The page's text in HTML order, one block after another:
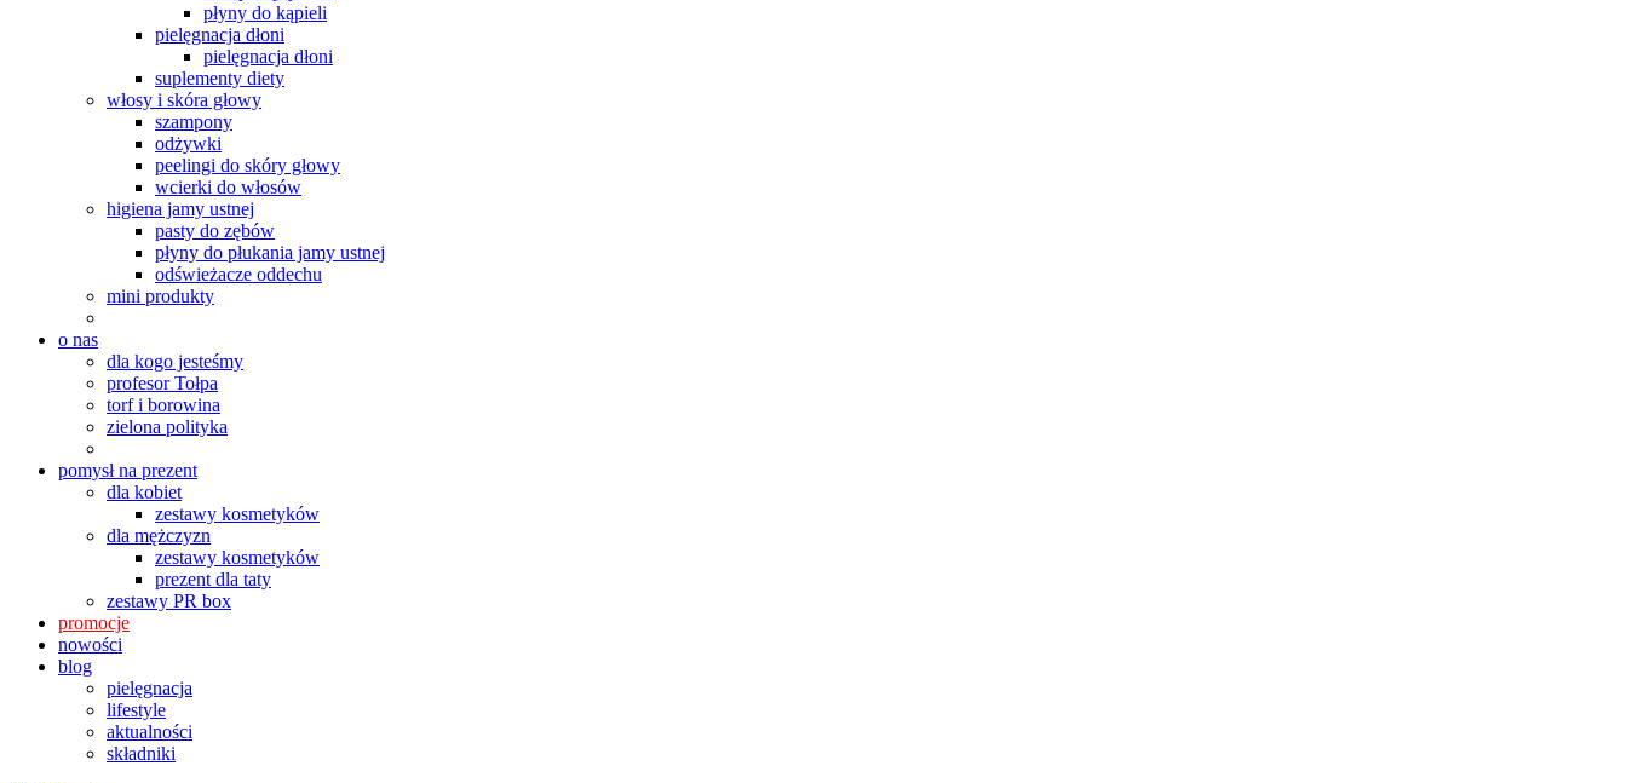
płyny do kąpieli
pielęgnacja dłoni
pielęgnacja dłoni
suplementy diety
włosy i skóra głowy
szampony
odżywki
peelingi do skóry głowy
wcierki do włosów
higiena jamy ustnej
pasty do zębów
płyny do płukania jamy ustnej
odświeżacze oddechu
mini produkty
o nas
dla kogo jesteśmy
profesor Tołpa
torf i borowina
zielona polityka
pomysł na prezent
dla kobiet
zestawy kosmetyków
dla mężczyzn
zestawy kosmetyków
prezent dla taty
zestawy PR box
promocje
nowości
blog
pielęgnacja
lifestyle
aktualności
składniki